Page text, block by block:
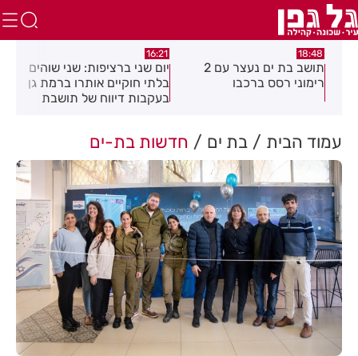
18:48
תושב בת ים נעצר עם 2
רימוני רסס ברכבו
16:21
יום שני ברציפות: שני שוהים
בלתי חוקיים אותרו ברמת גן
בעקבות דיווח של תושבת
עמוד הבית בת ים חדשות בת-ים